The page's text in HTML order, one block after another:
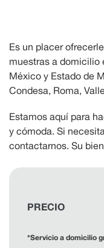
Es un placer
muestras a domicilio
México y Estado de
Condesa, Roma,
Estamos aquí para
y cómoda. Si
contactarnos. Su
regular
PRECIO
*Servicio a domicilio